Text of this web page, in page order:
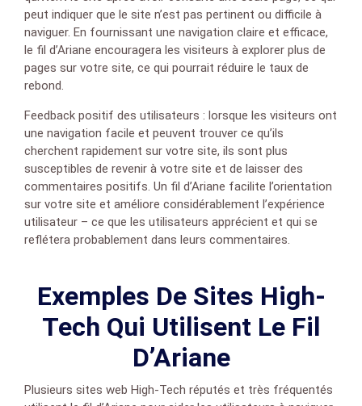
peut indiquer que le site n’est pas pertinent ou difficile à
naviguer. En fournissant une navigation claire et efficace,
le fil d’Ariane encouragera les visiteurs à explorer plus de
pages sur votre site, ce qui pourrait réduire le taux de
rebond.
Feedback positif des utilisateurs : lorsque les visiteurs ont
une navigation facile et peuvent trouver ce qu’ils
cherchent rapidement sur votre site, ils sont plus
susceptibles de revenir à votre site et de laisser des
commentaires positifs. Un fil d’Ariane facilite l’orientation
sur votre site et améliore considérablement l’expérience
utilisateur – ce que les utilisateurs apprécient et qui se
reflétera probablement dans leurs commentaires.
Exemples De Sites High-
Tech Qui Utilisent Le Fil
D’Ariane
Plusieurs sites web High-Tech réputés et très fréquentés